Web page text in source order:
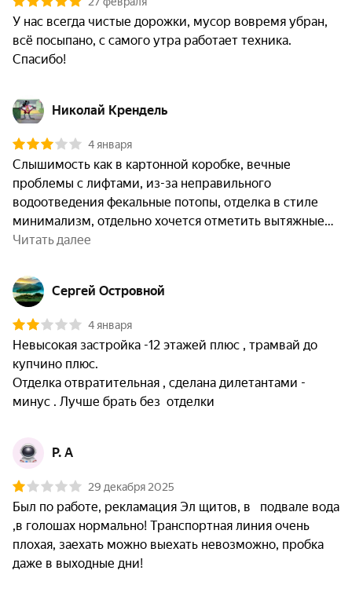
У нас всегда чистые дорожки, мусор вовремя убран,
всё посыпано, с самого утра работает техника.
Спасибо!
Николай Крендель
4 января
Слышимость как в картонной коробке, вечные
проблемы с лифтами, из-за неправильного
водоотведения фекальные потопы, отделка в стиле
минимализм, отдельно хочется отметить вытяжные
Читать далее
Сергей Островной
4 января
Невысокая застройка -12 этажей плюс , трамвай до
купчино плюс.
Отделка отвратительная , сделана дилетантами -
минус . Лучше брать без  отделки
Р. А
29 декабря 2025
Был по работе, рекламация Эл щитов, в   подвале вода
,в голошах нормально! Транспортная линия очень
плохая, заехать можно выехать невозможно, пробка
даже в выходные дни!